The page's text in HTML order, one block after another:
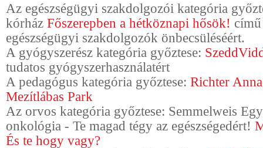
Az egészségügyi szakdolgozói kategória
kórház Főszerepben a hétköznapi hősök!
egészségügyi szakdolgozók önbecsüléséért.
A gyógyszerész kategória győztese:
tudatos gyógyszerhasználatért
A pedagógus kategória győztese: Richter
Mezítlábas Park
Az orvos kategória győztese: Semmelweis
onkológia - Te magad tégy az egészségedért!
És te hogy vagy?